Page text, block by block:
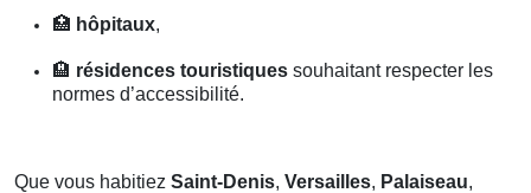
🏥 hôpitaux,
🏨 résidences touristiques souhaitant respecter les
normes d’accessibilité.
Que vous habitiez Saint-Denis, Versailles, Palaiseau,